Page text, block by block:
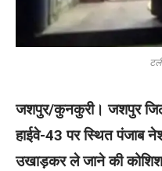
जशपुर/कुनकुरी। जशपुर
हाईवे-43 पर स्थित पंजाब
उखाड़कर ले जाने की